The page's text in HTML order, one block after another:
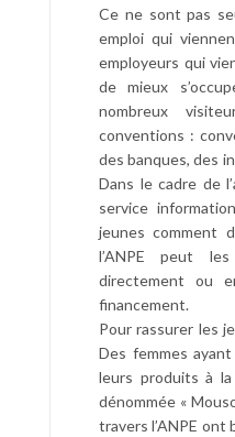
Ce ne sont pas
emploi qui
employeurs qui
de mieux
nombreux
conventions :
des banques, des
Dans le cadre de
service
jeunes comment
l’ANPE peut
directement ou
financement.
Pour rassurer les
Des femmes
leurs produits à la
dénommée «
travers l’ANPE ont